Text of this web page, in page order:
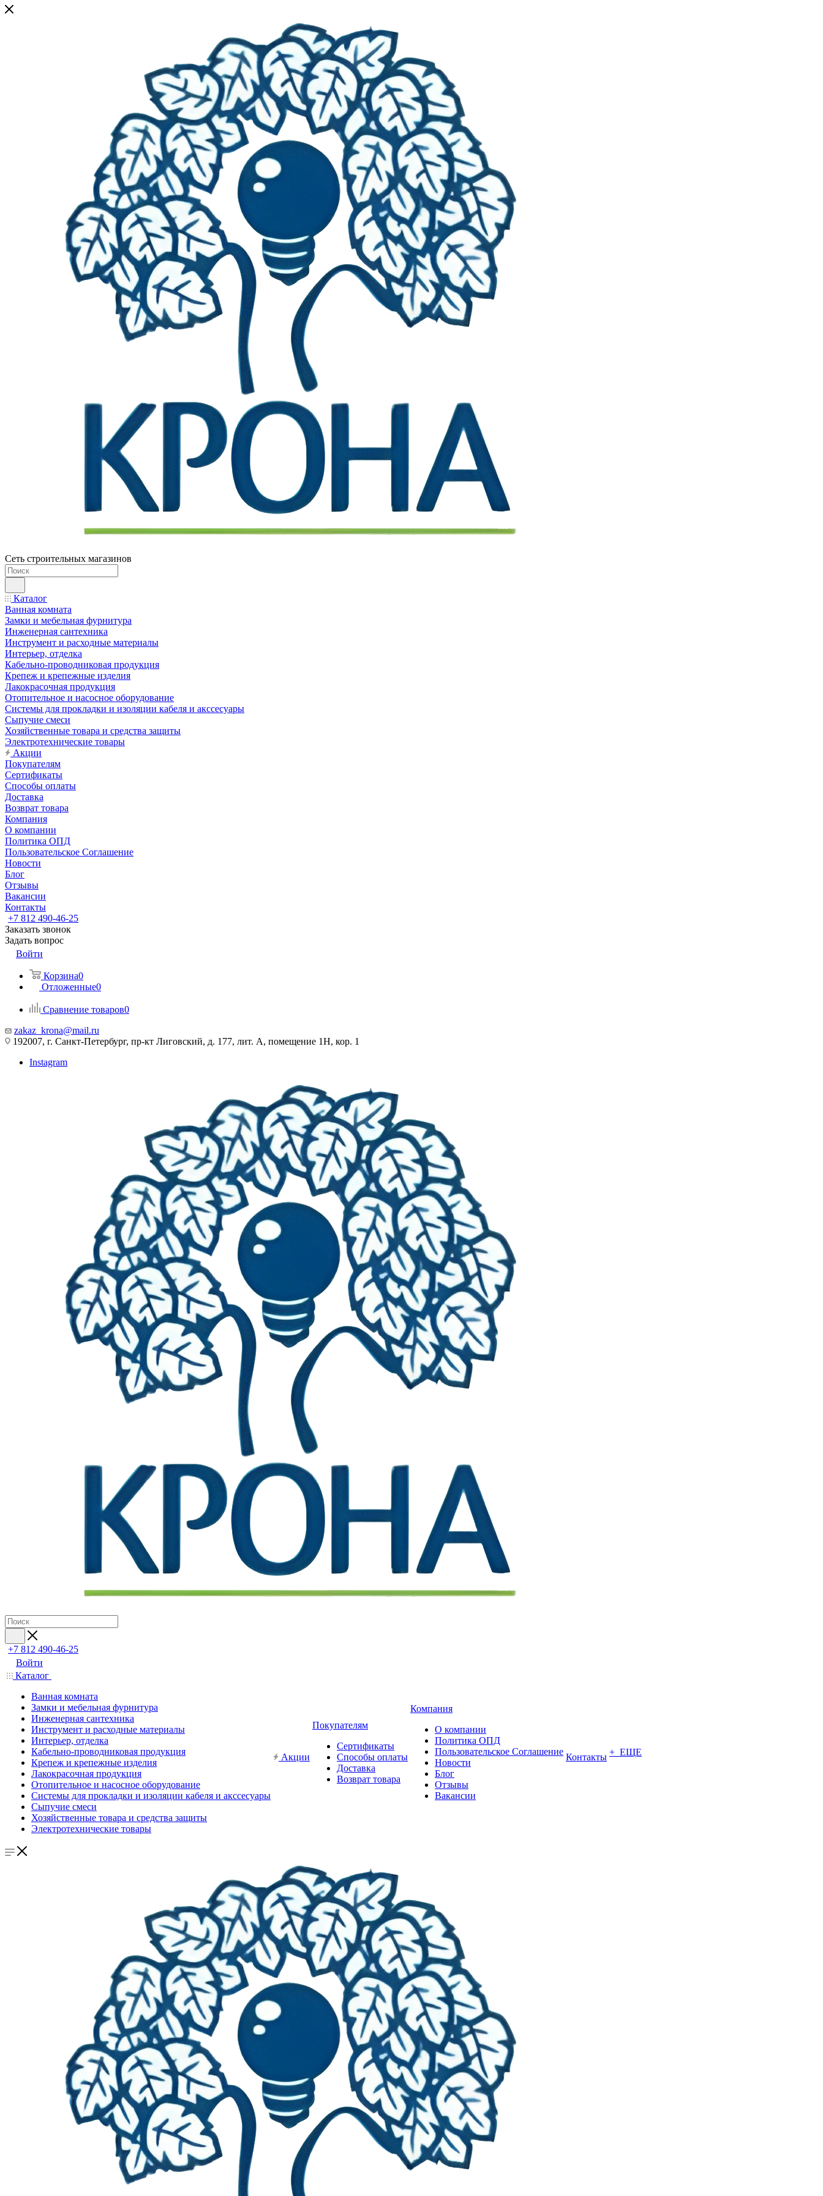
Сеть строительных магазинов
Каталог
Ванная комната
Замки и мебельная фурнитура
Инженерная сантехника
Инструмент и расходные материалы
Интерьер, отделка
Кабельно-проводниковая продукция
Крепеж и крепежные изделия
Лакокрасочная продукция
Отопительное и насосное оборудование
Системы для прокладки и изоляции кабеля и акссесуары
Сыпучие смеси
Хозяйственные товара и средства защиты
Электротехнические товары
Акции
Покупателям
Сертификаты
Способы оплаты
Доставка
Возврат товара
Компания
О компании
Политика ОПД
Пользовательское Соглашение
Новости
Блог
Отзывы
Вакансии
Контакты
+7 812 490-46-25
Заказать звонок
Задать вопрос
Войти
Корзина0
Отложенные0
Сравнение товаров0
zakaz_krona@mail.ru
192007, г. Санкт-Петербург, пр-кт Лиговский, д. 177, лит. А, помещение 1Н, кор. 1
Instagram
+7 812 490-46-25
Войти
Каталог
Ванная комната
Замки и мебельная фурнитура
Инженерная сантехника
Инструмент и расходные материалы
Интерьер, отделка
Кабельно-проводниковая продукция
Крепеж и крепежные изделия
Лакокрасочная продукция
Отопительное и насосное оборудование
Системы для прокладки и изоляции кабеля и акссесуары
Сыпучие смеси
Хозяйственные товара и средства защиты
Электротехнические товары
Акции
Покупателям
Сертификаты
Способы оплаты
Доставка
Возврат товара
Компания
О компании
Политика ОПД
Пользовательское Соглашение
Новости
Блог
Отзывы
Вакансии
Контакты + ЕЩЕ